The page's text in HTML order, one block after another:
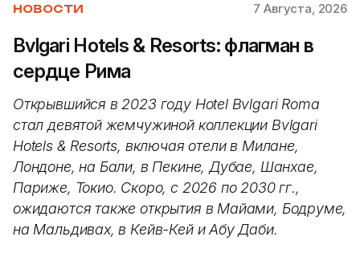
НОВОСТИ 7 Августа, 2026
Bvlgari Hotels & Resorts: флагман в
сердце Рима
Открывшийся в 2023 году Hotel Bvlgari Roma
стал девятой жемчужиной коллекции Bvlgari
Hotels & Resorts, включая отели в Милане,
Лондоне, на Бали, в Пекине, Дубае, Шанхае,
Париже, Токио. Скоро, с 2026 по 2030 гг.,
ожидаются также открытия в Майами, Бодруме,
на Мальдивах, в Кейв-Кей и Абу Даби.